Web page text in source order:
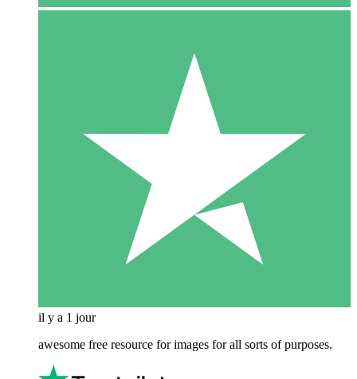
il y a 1 jour
awesome free resource for images for all sorts of purposes.